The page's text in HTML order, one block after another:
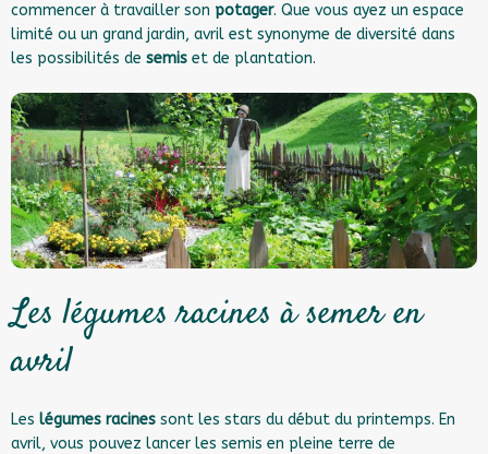
commencer à travailler son potager. Que vous ayez un espace
limité ou un grand jardin, avril est synonyme de diversité dans
les possibilités de semis et de plantation.
Les légumes racines à semer en
avril
Les légumes racines sont les stars du début du printemps. En
avril, vous pouvez lancer les semis en pleine terre de